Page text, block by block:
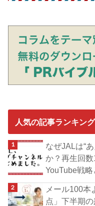
人気の記事ランキング
なぜJALは“
か？再生回
YouTube戦略
メール100本
点」下半期